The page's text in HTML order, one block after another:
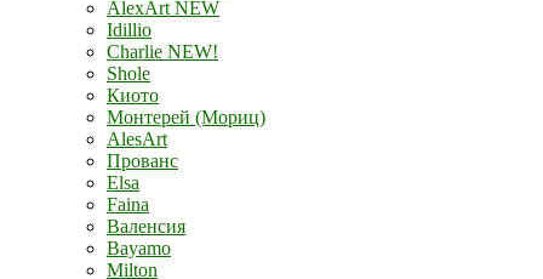
AlexArt NEW
Idillio
Charlie NEW!
Shole
Киото
Монтерей (Мориц)
AlesArt
Прованс
Elsa
Faina
Валенсия
Bayamo
Milton